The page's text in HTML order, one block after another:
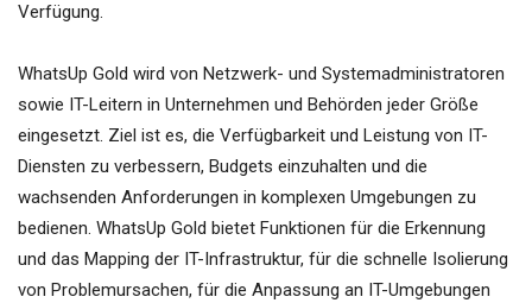
Verfügung.
WhatsUp Gold wird von Netzwerk- und Systemadministratoren
sowie IT-Leitern in Unternehmen und Behörden jeder Größe
eingesetzt. Ziel ist es, die Verfügbarkeit und Leistung von IT-
Diensten zu verbessern, Budgets einzuhalten und die
wachsenden Anforderungen in komplexen Umgebungen zu
bedienen. WhatsUp Gold bietet Funktionen für die Erkennung
und das Mapping der IT-Infrastruktur, für die schnelle Isolierung
von Problemursachen, für die Anpassung an IT-Umgebungen